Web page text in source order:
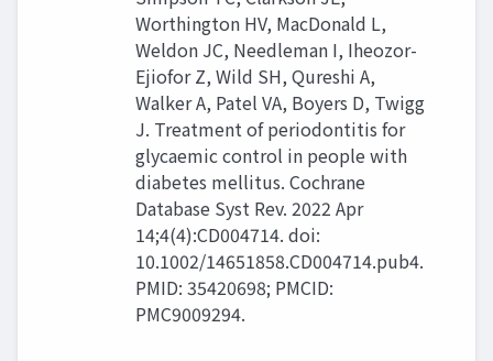
Worthington HV, MacDonald L,
Weldon JC, Needleman I, Iheozor-
Ejiofor Z, Wild SH, Qureshi A,
Walker A, Patel VA, Boyers D, Twigg
J. Treatment of periodontitis for
glycaemic control in people with
diabetes mellitus. Cochrane
Database Syst Rev. 2022 Apr
14;4(4):CD004714. doi:
10.1002/14651858.CD004714.pub4.
PMID: 35420698; PMCID:
PMC9009294.